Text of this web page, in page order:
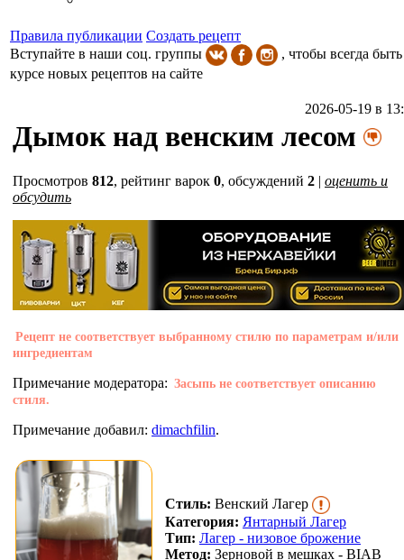
Правила публикации Создать рецепт
Вступайте в наши соц. группы
, чтобы всегда
курсе новых рецептов на сайте
2026-05-19 в
Дымок над венским лесом
Просмотров 812, рейтинг варок 0, обсуждений 2 | оценить и
обсудить
Рецепт не соответствует выбранному стилю по параметрам и/или
ингредиентам
Примечание модератора: Засыпь не соответствует описанию
стиля.
Примечание добавил: dimachfilin.
Стиль: Венский Лагер
Категория: Янтарный Лагер
Тип: Лагер - низовое брожение
Метод: Зерновой в мешках - BIAB